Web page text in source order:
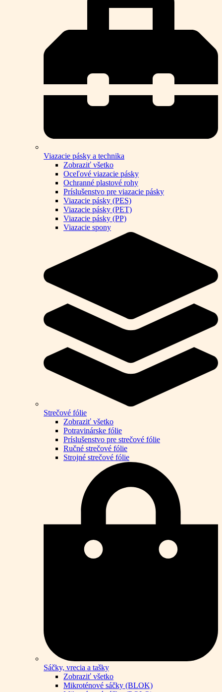
Viazacie pásky a technika
Zobraziť všetko
Oceľové viazacie pásky
Ochranné plastové rohy
Príslušenstvo pre viazacie pásky
Viazacie pásky (PES)
Viazacie pásky (PET)
Viazacie pásky (PP)
Viazacie spony
Strečové fólie
Zobraziť všetko
Potravinárske fólie
Príslušenstvo pre strečové fólie
Ručné strečové fólie
Strojné strečové fólie
Sáčky, vrecia a tašky
Zobraziť všetko
Mikroténové sáčky (BLOK)